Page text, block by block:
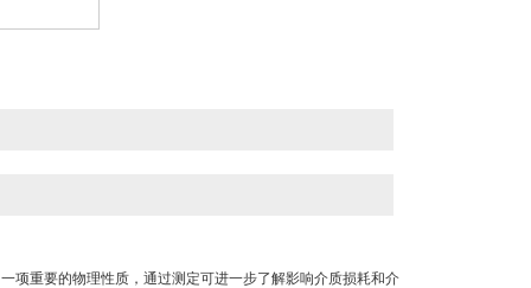
项重要的物理性质，通过测定可进一步了解影响介质损耗和介